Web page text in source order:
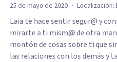
25 de mayo de 2020 · Localización:
Laia te hace sentir segur@ y
mirarte a ti mism@ de otra
montón de cosas sobre ti que
las relaciones con los demás y